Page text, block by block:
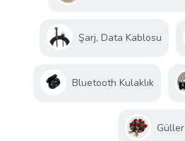
Şarj, Data Kablosu
Bluetooth Kulaklık
Güller